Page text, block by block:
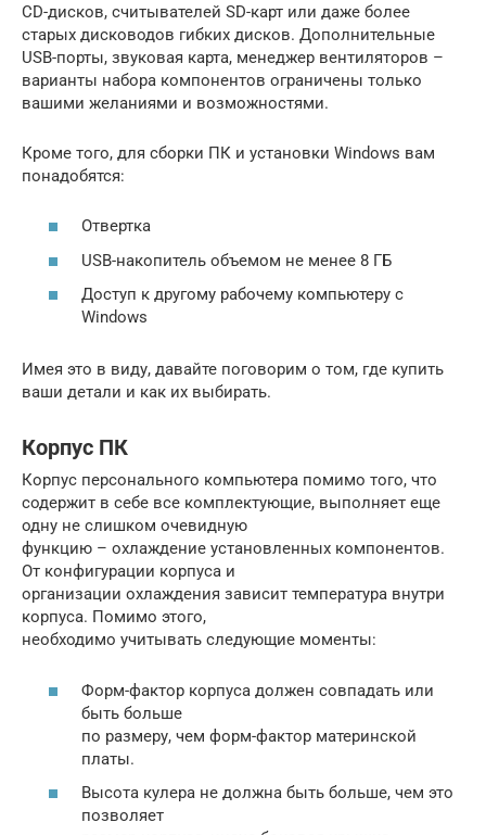
CD-дисков, считывателей SD-карт или даже более
старых дисководов гибких дисков. Дополнительные
USB-порты, звуковая карта, менеджер вентиляторов –
варианты набора компонентов ограничены только
вашими желаниями и возможностями.
Кроме того, для сборки ПК и установки Windows вам
понадобятся:
Отвертка
USB-накопитель объемом не менее 8 ГБ
Доступ к другому рабочему компьютеру с
Windows
Имея это в виду, давайте поговорим о том, где купить
ваши детали и как их выбирать.
Корпус ПК
Корпус персонального компьютера помимо того, что
содержит в себе все комплектующие, выполняет еще
одну не слишком очевидную
функцию – охлаждение установленных компонентов.
От конфигурации корпуса и
организации охлаждения зависит температура внутри
корпуса. Помимо этого,
необходимо учитывать следующие моменты:
Форм-фактор корпуса должен совпадать или
быть больше
по размеру, чем форм-фактор материнской
платы.
Высота кулера не должна быть больше, чем это
позволяет